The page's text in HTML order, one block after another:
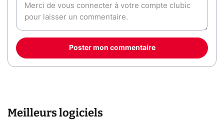
Poster mon commentaire
Meilleurs logiciels